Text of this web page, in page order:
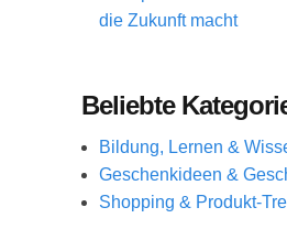
die Zukunft macht
Beliebte
Bildung, Lernen &
Geschenkideen &
Shopping & Produkt-